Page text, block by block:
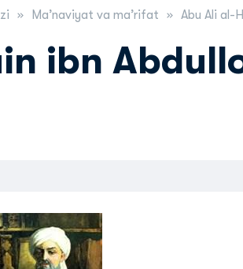
Ma’naviyat va ma’rifat Abu Ali al-
ibn